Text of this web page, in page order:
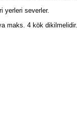
yerleri severler.
maks. 4 kök dikilmelidir.